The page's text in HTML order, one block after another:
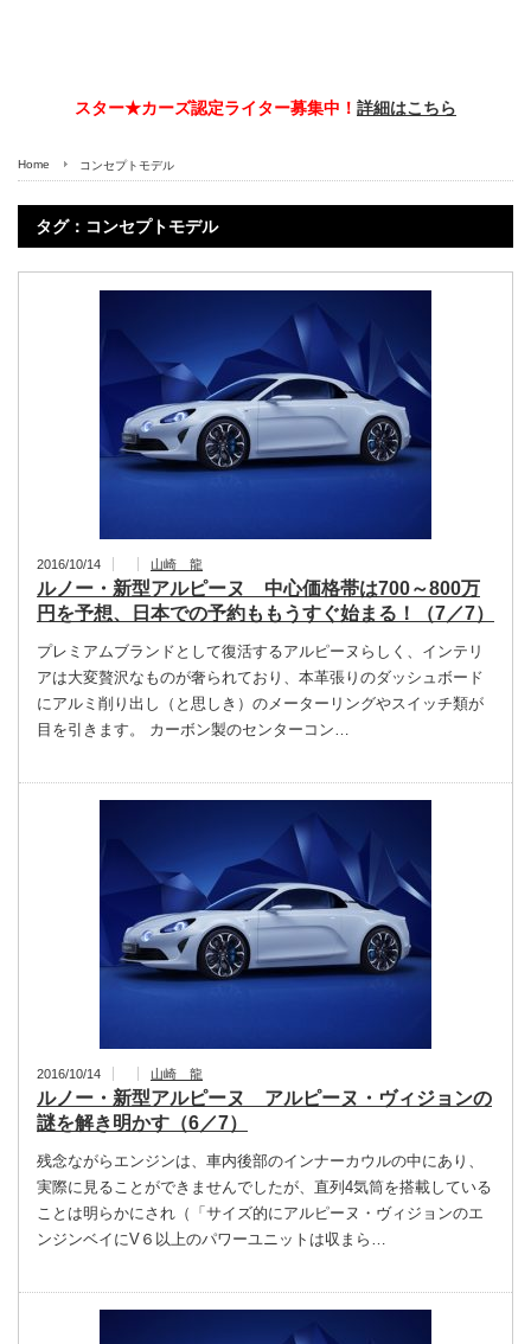
スター★カーズ認定ライター募集中！ 詳細はこちら
Home コンセプトモデル
タグ：コンセプトモデル
2016/10/14 山崎 龍
ルノー・新型アルピーヌ 中心価格帯は700～800万
円を予想、日本での予約ももうすぐ始まる！（7／7）
プレミアムブランドとして復活するアルピーヌらしく、インテリ
アは大変贅沢なものが奢られており、本革張りのダッシュボード
にアルミ削り出し（と思しき）のメーターリングやスイッチ類が
目を引きます。 カーボン製のセンターコン…
2016/10/14 山崎 龍
ルノー・新型アルピーヌ アルピーヌ・ヴィジョンの
謎を解き明かす（6／7）
残念ながらエンジンは、車内後部のインナーカウルの中にあり、
実際に見ることができませんでしたが、直列4気筒を搭載している
ことは明らかにされ（「サイズ的にアルピーヌ・ヴィジョンのエ
ンジンベイにV６以上のパワーユニットは収まら…